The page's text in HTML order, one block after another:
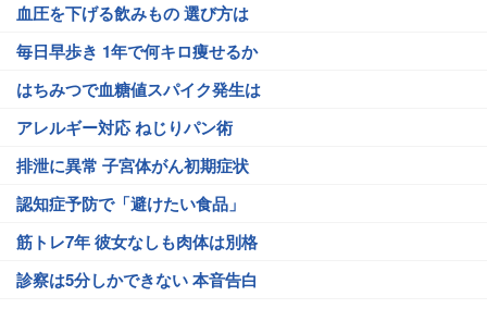
血圧を下げる飲みもの 選び方は
毎日早歩き 1年で何キロ痩せるか
はちみつで血糖値スパイク発生は
アレルギー対応 ねじりパン術
排泄に異常 子宮体がん初期症状
認知症予防で「避けたい食品」
筋トレ7年 彼女なしも肉体は別格
診察は5分しかできない 本音告白